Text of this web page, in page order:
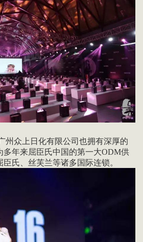
州众上日化有限公司也拥有深厚的
多年来屈臣氏中国的第一大ODM供
氏、丝芙兰等诸多国际连锁。